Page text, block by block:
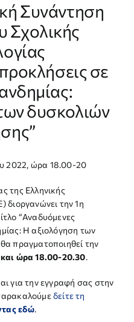
Συνάντηση
Σχολικής
σε
δυσκολιών
2022, ώρα 18.00-20
της Ελληνικής
διοργανώνει την 1η
“Αναδυόμενες
Η αξιολόγηση των
πραγματοποιηθεί την
και ώρα 18.00-20.30.
για την εγγραφή σας στην
δείτε τη
εδώ.